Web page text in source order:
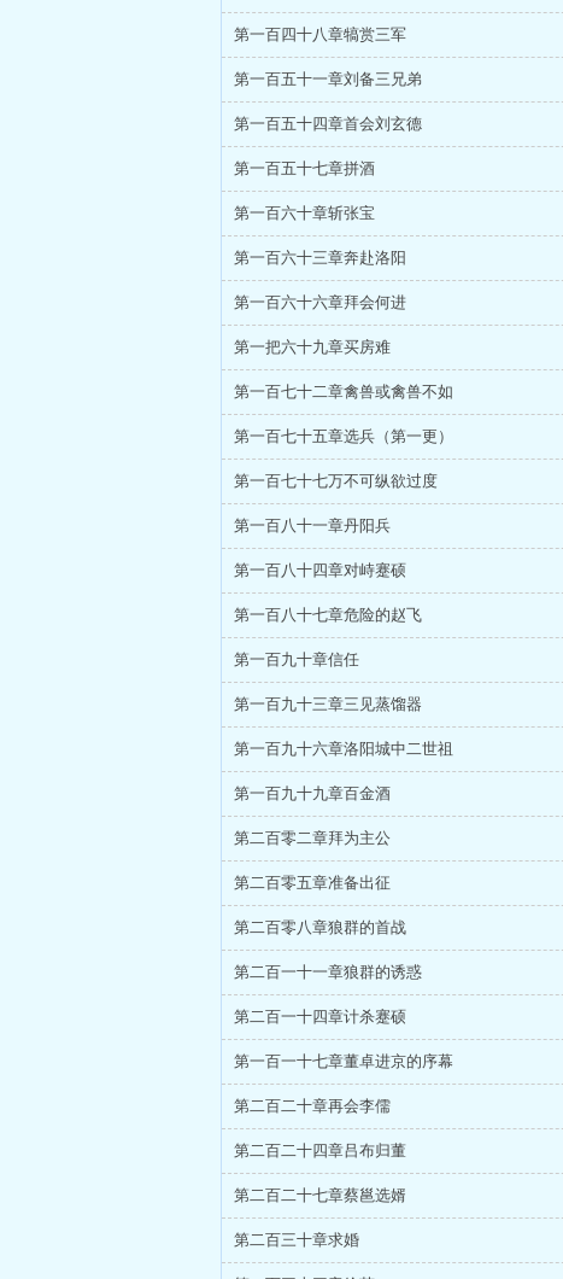
第一百四十八章犒赏三军
第一百五十一章刘备三兄弟
第一百五十四章首会刘玄德
第一百五十七章拼酒
第一百六十章斩张宝
第一百六十三章奔赴洛阳
第一百六十六章拜会何进
第一把六十九章买房难
第一百七十二章禽兽或禽兽不如
第一百七十五章选兵（第一更）
第一百七十七万不可纵欲过度
第一百八十一章丹阳兵
第一百八十四章对峙蹇硕
第一百八十七章危险的赵飞
第一百九十章信任
第一百九十三章三见蒸馏器
第一百九十六章洛阳城中二世祖
第一百九十九章百金酒
第二百零二章拜为主公
第二百零五章准备出征
第二百零八章狼群的首战
第二百一十一章狼群的诱惑
第二百一十四章计杀蹇硕
第一百一十七章董卓进京的序幕
第二百二十章再会李儒
第二百二十四章吕布归董
第二百二十七章蔡邕选婿
第二百三十章求婚